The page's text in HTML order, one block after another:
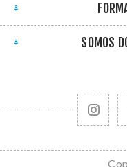
SOMOS